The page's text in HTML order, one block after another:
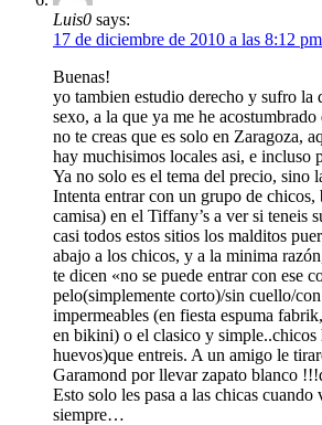
Luis0 says:
17 de diciembre de 2010 a las 8:12 pm
Buenas!
yo tambien estudio derecho y sufro la
sexo, a la que ya me he
no te creas que es solo en Zaragoza,
hay muchisimos locales asi, e incluso
Ya no solo es el tema del precio, sino
Intenta entrar con un grupo de chicos,
camisa) en el Tiffany’s a ver si teneis
casi todos estos sitios los malditos
abajo a los chicos, y a la minima
te dicen «no se puede entrar con ese
pelo(simplemente corto)/sin cuello/
impermeables (en fiesta espuma
en bikini) o el clasico y simple..chicos
huevos)que entreis. A un amigo le
Garamond por llevar zapato blanco
Esto solo les pasa a las chicas cuando
siempre…